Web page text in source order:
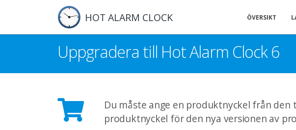
HOT ALARM CLOCK ÖVERSIKT
Uppgradera till Hot Alarm Clock 6
Du måste ange en produktnyckel från
produktnyckel för den nya versionen av